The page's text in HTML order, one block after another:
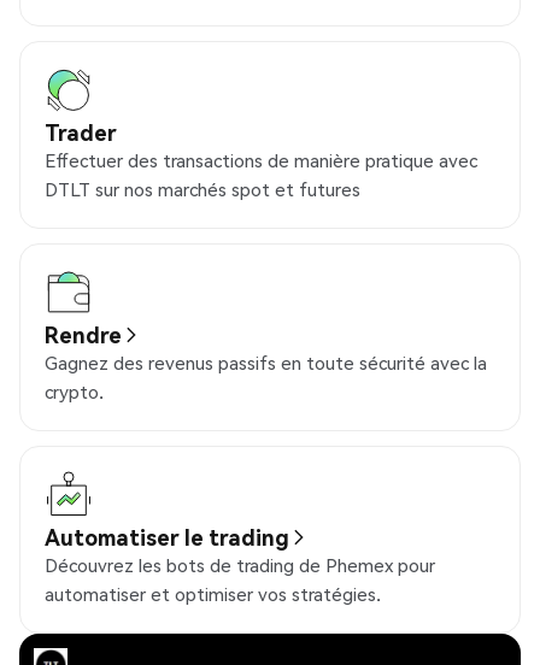
Trader
Effectuer des transactions de manière pratique avec
DTLT sur nos marchés spot et futures
Rendre
Gagnez des revenus passifs en toute sécurité avec la
crypto.
Automatiser le trading
Découvrez les bots de trading de Phemex pour
automatiser et optimiser vos stratégies.